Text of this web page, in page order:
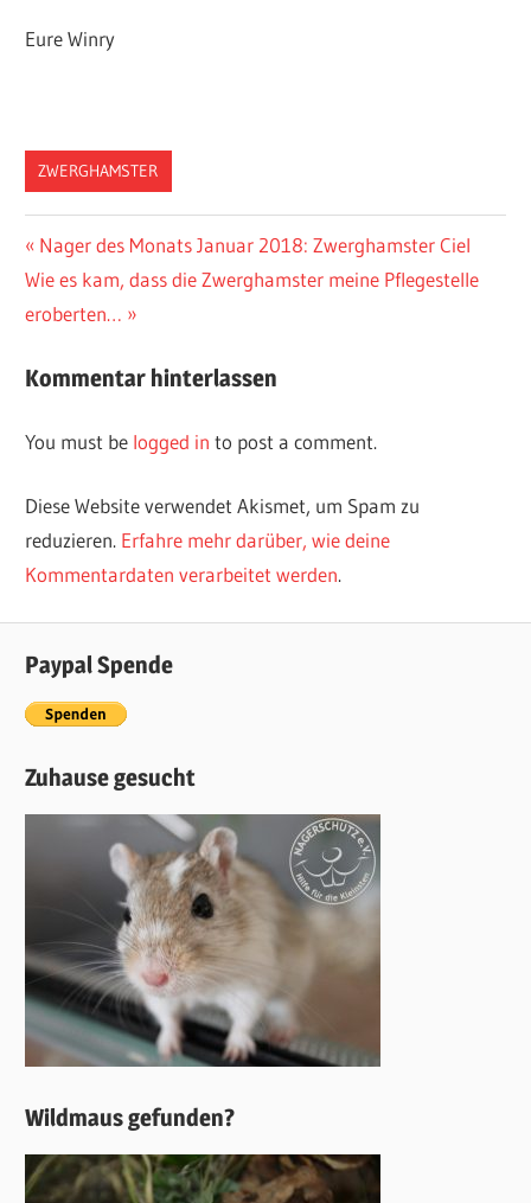
Eure Winry
ZWERGHAMSTER
Post
navigation
Vorheriger
Beitrag:
Nager des Monats Januar 2018: Zwerghamster Ciel
Nächster
Beitrag:
Wie es kam, dass die Zwerghamster meine Pflegestelle
eroberten…
Kommentar hinterlassen
You must be logged in to post a comment.
Diese Website verwendet Akismet, um Spam zu
reduzieren. Erfahre mehr darüber, wie deine
Kommentardaten verarbeitet werden.
Paypal Spende
Zuhause gesucht
Wildmaus gefunden?